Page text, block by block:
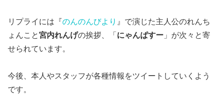
リプライには『のんのんびより 』で演じた主人公のれんち
ょんこと宮内れんげの挨拶、「にゃんぱすー 」が次々と寄
せられています。
今後、本人やスタッフが各種情報をツイートしていくよう
です。